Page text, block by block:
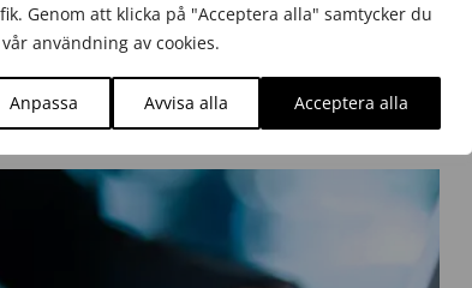
Genom att klicka på "Acceptera alla" samtycker du
användning av cookies.
Anpassa Avvisa alla Acceptera alla